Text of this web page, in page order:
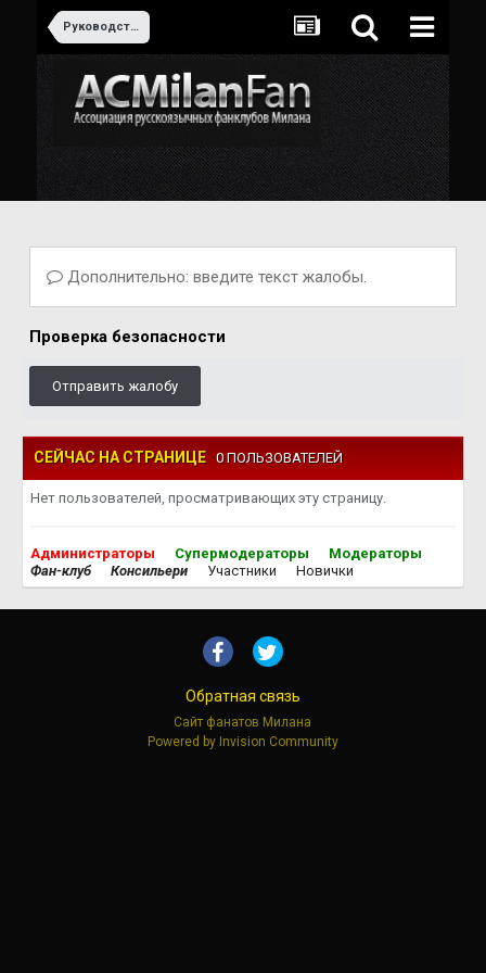
Руководство клуба
Дополнительно: введите текст жалобы.
Проверка безопасности
Отправить жалобу
СЕЙЧАС НА СТРАНИЦЕ 0 ПОЛЬЗОВАТЕЛЕЙ
Нет пользователей, просматривающих эту страницу.
Администраторы Супермодераторы
Модераторы
Фан-клуб
Консильери Участники Новички
Обратная связь
Сайт фанатов Милана
Powered by Invision Community